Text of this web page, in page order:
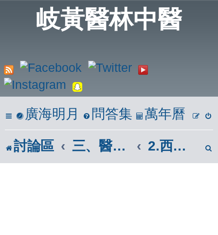
岐黃醫林中醫
廣海明月 問答集 萬年曆
討論區 三、醫學報導區(市面報章雜誌) 2.西醫報導